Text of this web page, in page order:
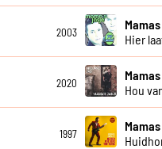
2003
Hier
2020
Hou
1997